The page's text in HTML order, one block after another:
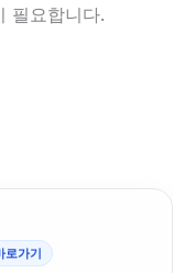
필요합니다.
로가기